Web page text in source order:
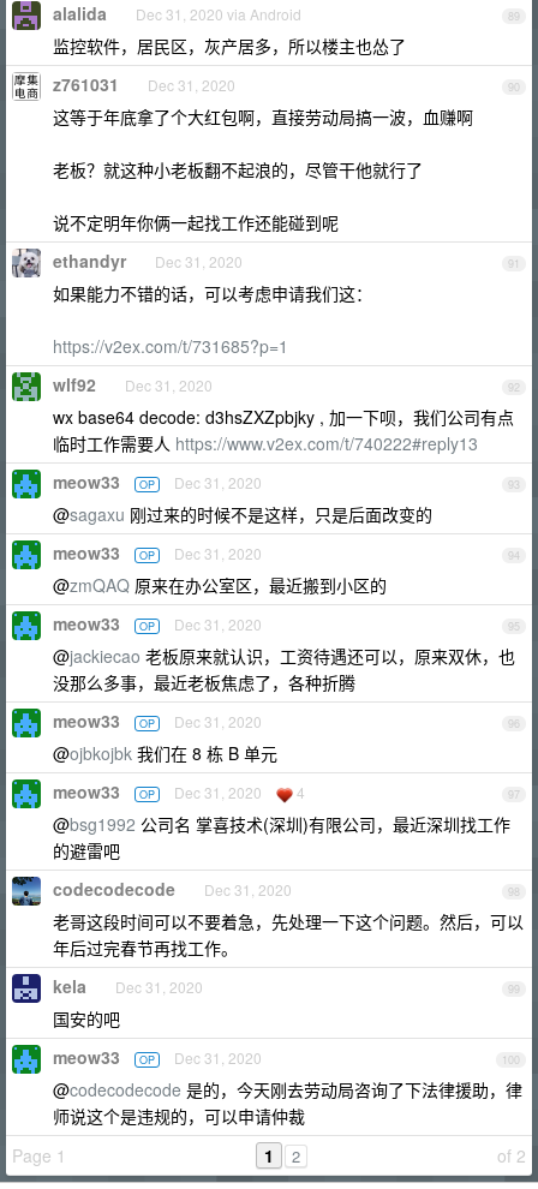
89
alalida Dec 31, 2020 via Android
监控软件，居民区，灰产居多，所以楼主也怂了
90
z761031 Dec 31, 2020
这等于年底拿了个大红包啊，直接劳动局搞一波，血赚啊
老板？就这种小老板翻不起浪的，尽管干他就行了
说不定明年你俩一起找工作还能碰到呢
91
ethandyr Dec 31, 2020
如果能力不错的话，可以考虑申请我们这：
https://v2ex.com/t/731685?p=1
92
wlf92 Dec 31, 2020
wx base64 decode: d3hsZXZpbjky , 加一下呗，我们公司有点
临时工作需要人 https://www.v2ex.com/t/740222#reply13
93
meow33 OP Dec 31, 2020
@sagaxu 刚过来的时候不是这样，只是后面改变的
94
meow33 OP Dec 31, 2020
@zmQAQ 原来在办公室区，最近搬到小区的
95
meow33 OP Dec 31, 2020
@jackiecao 老板原来就认识，工资待遇还可以，原来双休，也
没那么多事，最近老板焦虑了，各种折腾
96
meow33 OP Dec 31, 2020
@ojbkojbk 我们在 8 栋 B 单元
97
meow33 OP Dec 31, 2020 4
@bsg1992 公司名 掌喜技术(深圳)有限公司，最近深圳找工作
的避雷吧
98
codecodecode Dec 31, 2020
老哥这段时间可以不要着急，先处理一下这个问题。然后，可以
年后过完春节再找工作。
99
kela Dec 31, 2020
国安的吧
100
meow33 OP Dec 31, 2020
@codecodecode 是的，今天刚去劳动局咨询了下法律援助，律
师说这个是违规的，可以申请仲裁
Page 1
of 2
1 2